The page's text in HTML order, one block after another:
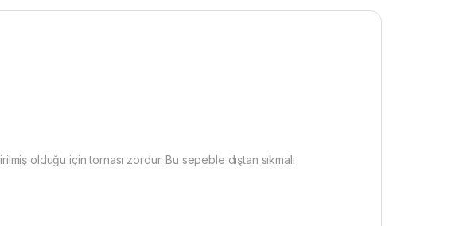
olduğu için tornası zordur. Bu sepeble dıştan sıkmalı